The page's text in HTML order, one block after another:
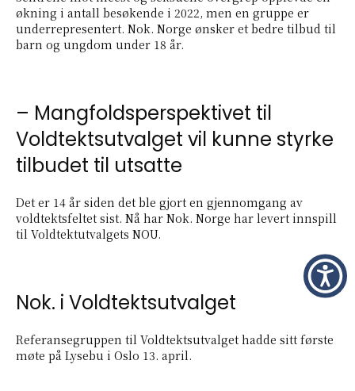
økning i antall besøkende i 2022, men en gruppe er
underrepresentert. Nok. Norge ønsker et bedre tilbud til
barn og ungdom under 18 år.
– Mangfoldsperspektivet til
Voldtektsutvalget vil kunne styrke
tilbudet til utsatte
Det er 14 år siden det ble gjort en gjennomgang av
voldtektsfeltet sist. Nå har Nok. Norge har levert innspill
til Voldtektutvalgets NOU.
Nok. i Voldtektsutvalget
Referansegruppen til Voldtektsutvalget hadde sitt første
møte på Lysebu i Oslo 13. april.